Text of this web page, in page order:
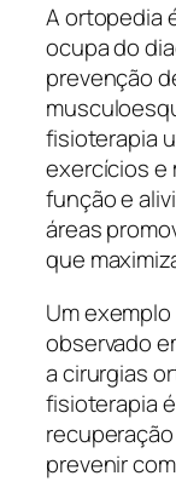
A ortopedia
ocupa do
prevenção
fisioterapia
exercícios e
função e
áreas
que
Um
observado
a cirurgias
fisioterapia
prevenir